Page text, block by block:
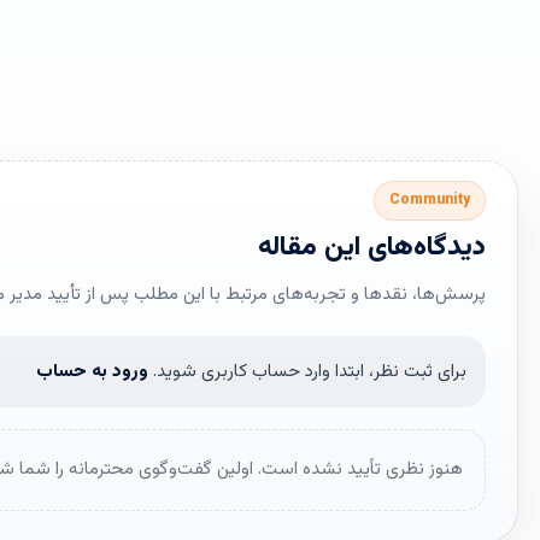
Community
دیدگاه‌های این مقاله
پرسش‌ها، نقدها و تجربه‌های مرتبط با این مطلب پس از تأیید
برای ثبت نظر، ابتدا وارد حساب کاربری شوید. ورود به حساب
هنوز نظری تأیید نشده است. اولین گفت‌وگوی محترمانه را شما